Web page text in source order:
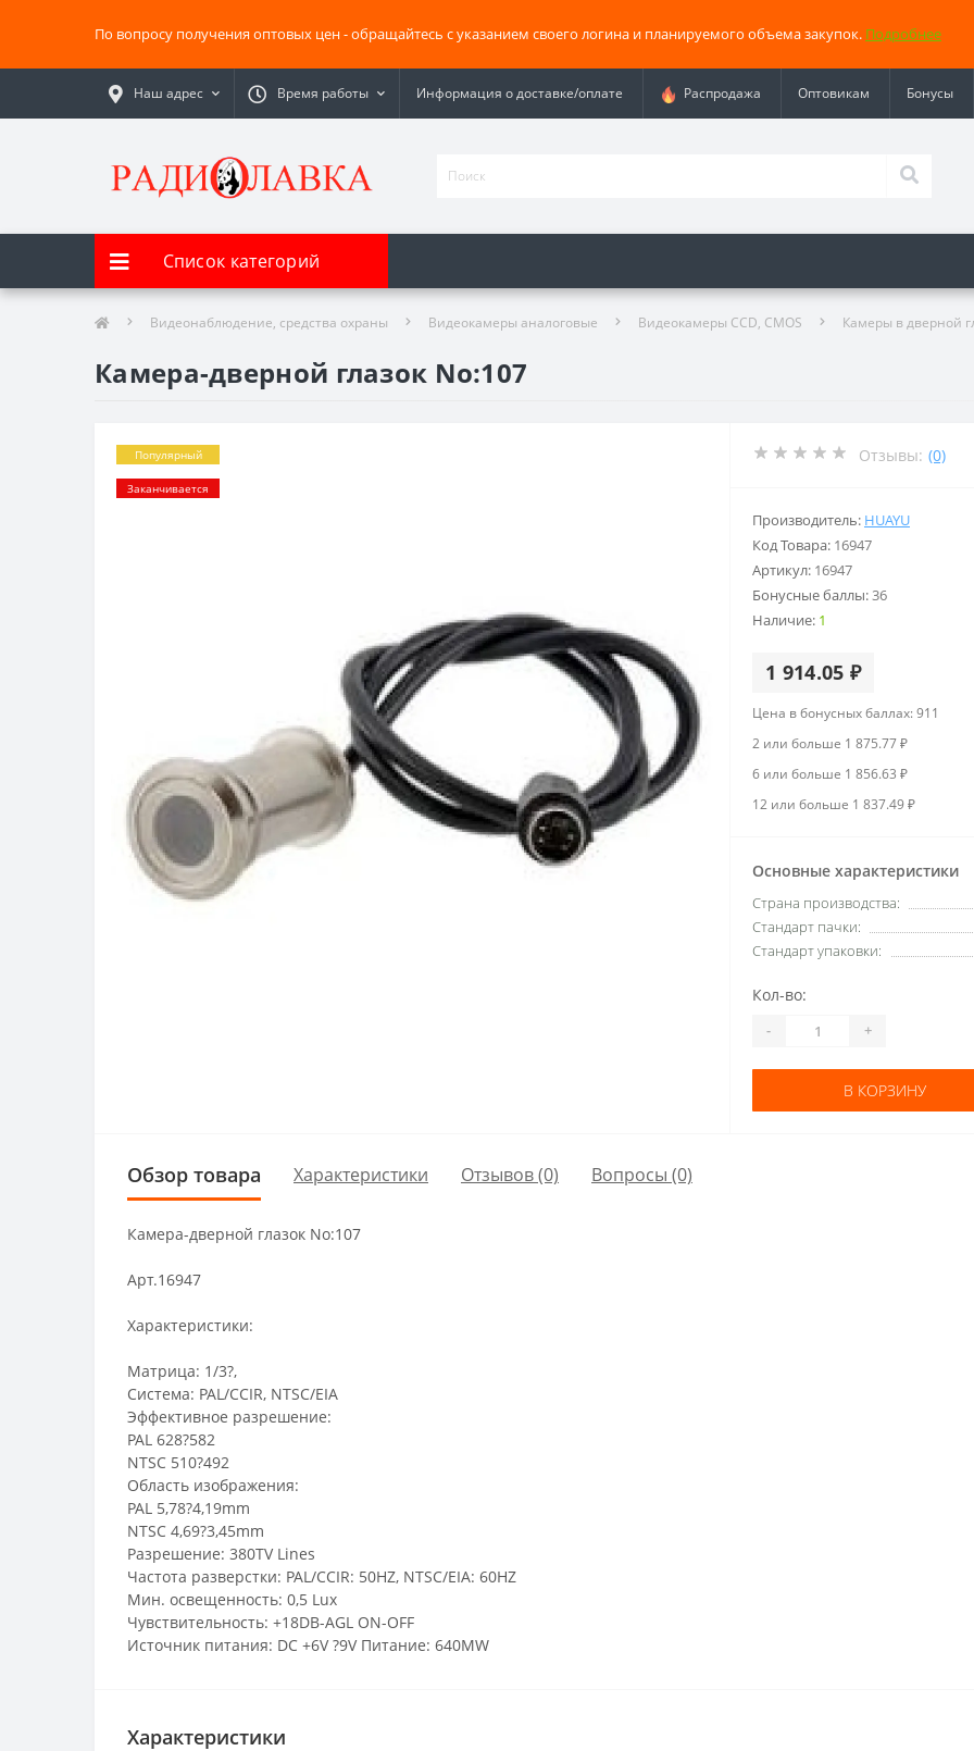
По вопросу получения оптовых цен - обращайтесь с указанием своего логина и планируемого объема закупок. Подробнее
Наш адрес Время работы Информация о доставке/оплате Распродажа Оптовикам Бонусы
Список категорий
Видеонаблюдение, средства охраны Видеокамеры аналоговые Видеокамеры CCD, CMOS Камеры в дверной
Камера-дверной глазок No:107
Популярный
Заканчивается
Отзывы: (0)
Производитель: HUAYU
Код Товара: 16947
Артикул: 16947
Бонусные баллы:36
Наличие: 1
1 914.05 ₽
Цена в бонусных баллах: 911
2 или больше 1 875.77 ₽
6 или больше 1 856.63 ₽
12 или больше 1 837.49 ₽
Основные характеристики
Страна производства:
Стандарт пачки:
Стандарт упаковки:
Кол-во:
- +
В КОРЗИНУ
Обзор товара Характеристики Отзывов (0) Вопросы (0)
Камера-дверной глазок No:107
Арт.16947
Характеристики:
Матрица: 1/3?,
Система: PAL/CCIR, NTSC/EIA
Эффективное разрешение:
PAL 628?582
NTSC 510?492
Область изображения:
PAL 5,78?4,19mm
NTSC 4,69?3,45mm
Разрешение: 380TV Lines
Частота разверстки: PAL/CCIR: 50HZ, NTSC/EIA: 60HZ
Мин. освещенность: 0,5 Lux
Чувствительность: +18DB-AGL ON-OFF
Источник питания: DC +6V ?9V Питание: 640MW
Характеристики